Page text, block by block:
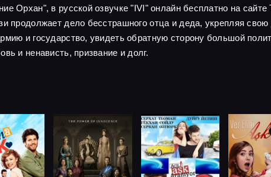
Орхан", в русской озвучке "IVI" онлайн бесплатно на сайте
продолжает дело бесстрашного отца и деда, укрепляя
и государство, увидеть обратную сторону большой
и ненависть, призвание и долг.